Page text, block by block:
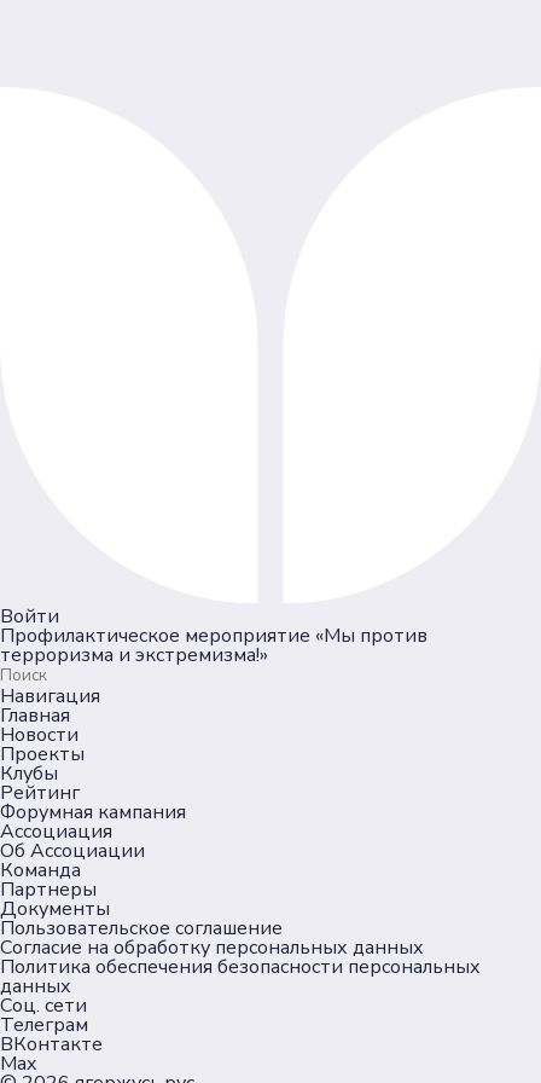
Войти
Профилактическое мероприятие «Мы против
терроризма и экстремизма!»
Навигация
Главная
Новости
Проекты
Клубы
Рейтинг
Форумная кампания
Ассоциация
Об Ассоциации
Команда
Партнеры
Документы
Пользовательское соглашение
Согласие на обработку персональных данных
Политика обеспечения безопасности персональных
данных
Соц. сети
Телеграм
ВКонтакте
Max